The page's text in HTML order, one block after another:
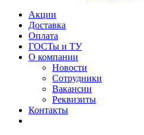
Акции
Доставка
Оплата
ГОСТы и ТУ
О компании
Новости
Сотрудники
Вакансии
Реквизиты
Контакты